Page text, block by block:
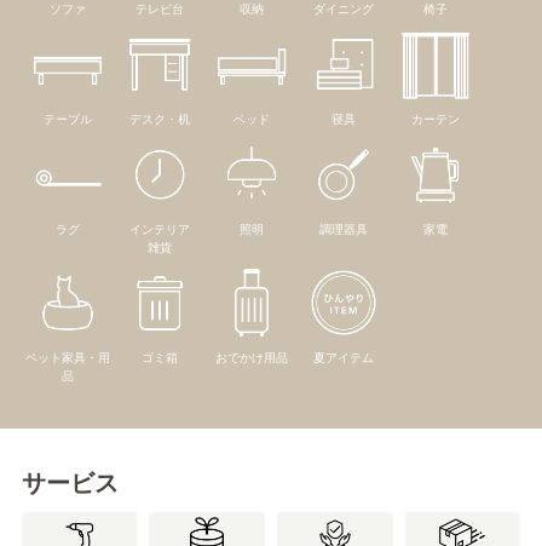
ソファ テレビ台 収納 ダイニング 椅子
テーブル デスク・机 ベッド 寝具 カーテン
ラグ
インテリア
雑貨
照明 調理器具 家電
ペット家具・用
品
ゴミ箱 おでかけ用品 夏アイテム
サービス